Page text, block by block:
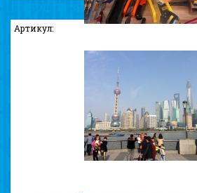
ЗАВОД ПО ВИРОБНИЦТВУ
ТА СТАМЕСОК
Артикул: